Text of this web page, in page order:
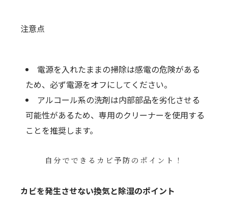
注意点
電源を入れたままの掃除は感電の危険がある
ため、必ず電源をオフにしてください。
アルコール系の洗剤は内部部品を劣化させる
可能性があるため、専用のクリーナーを使用する
ことを推奨します。
自分でできるカビ予防のポイント！
カビを発生させない換気と除湿のポイント